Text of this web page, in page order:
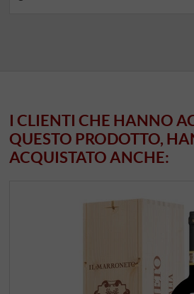
I CLIENTI CHE HANNO
QUESTO PRODOTTO,
ACQUISTATO ANCHE: